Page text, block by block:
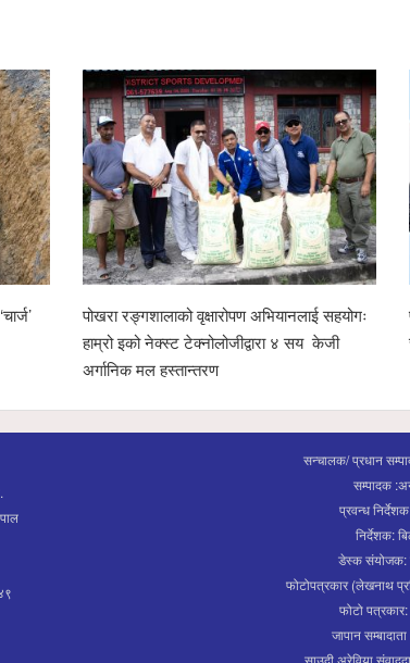
दौड रोचक बन्दै,
स्याङ्जामा सामाजिक सद्भाव र राष्ट्रिय
शान्ति ¥याली सम्पन्न
सन्चालक/ प्रधान
सम्पादक
प्रवन्ध
निर्देशक:
डेस्क संयोजक:
फोटोपत्रकार (लेखनाथ
फोटो
जापान
साउदी अरेविया